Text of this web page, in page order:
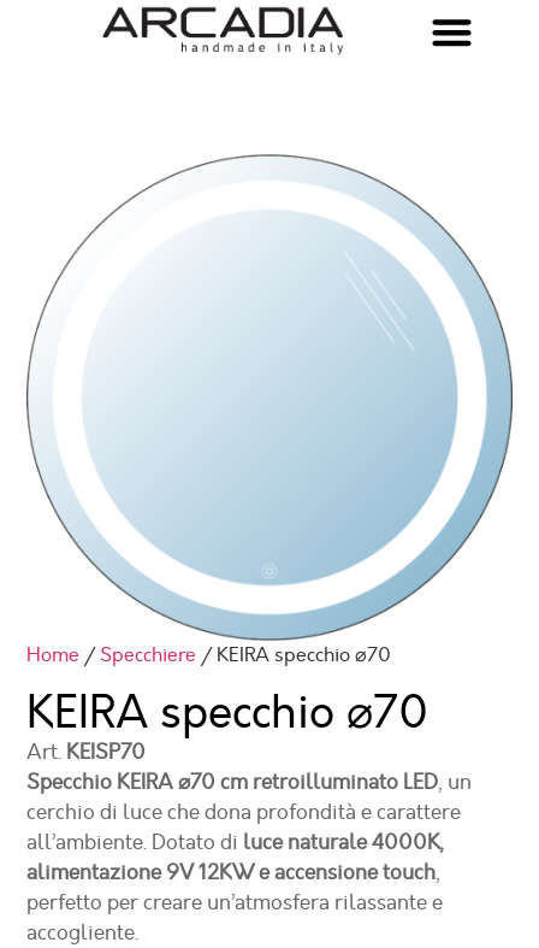
Home /Specchiere / KEIRA specchio ⌀70
KEIRA specchio ⌀70
Art. KEISP70
Specchio KEIRA ⌀70 cm retroilluminato LED, un
cerchio di luce che dona profondità e carattere
all’ambiente. Dotato di luce naturale 4000K,
alimentazione 9V 12KW e accensione touch,
perfetto per creare un’atmosfera rilassante e
accogliente.